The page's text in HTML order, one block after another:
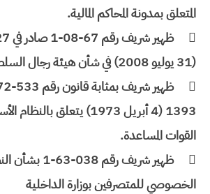
المتعلق بمدونة المحاكم المالية.

(31 يوليو 2008) في شأن هيئة رجال السلطة

1393 (4 أبريل 1973) يتعلق
القوات المساعدة.

ظهير شريف رقم
الخصوصي للمتصرفين بوزارة الداخلية